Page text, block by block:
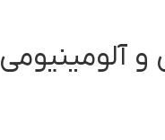
آلومینیومی